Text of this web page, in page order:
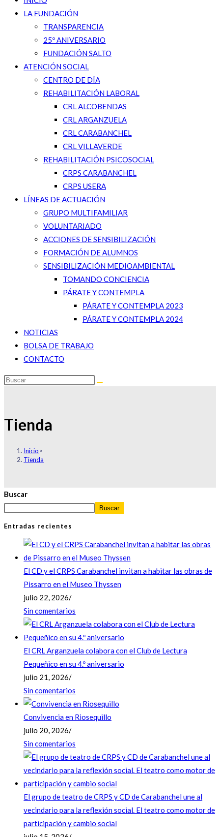
LA FUNDACIÓN
TRANSPARENCIA
25º ANIVERSARIO
FUNDACIÓN SALTO
ATENCIÓN SOCIAL
CENTRO DE DÍA
REHABILITACIÓN LABORAL
CRL ALCOBENDAS
CRL ARGANZUELA
CRL CARABANCHEL
CRL VILLAVERDE
REHABILITACIÓN PSICOSOCIAL
CRPS CARABANCHEL
CRPS USERA
LÍNEAS DE ACTUACIÓN
GRUPO MULTIFAMILIAR
VOLUNTARIADO
ACCIONES DE SENSIBILIZACIÓN
FORMACIÓN DE ALUMNOS
SENSIBILIZACIÓN MEDIOAMBIENTAL
TOMANDO CONCIENCIA
PÁRATE Y CONTEMPLA
PÁRATE Y CONTEMPLA 2023
PÁRATE Y CONTEMPLA 2024
NOTICIAS
BOLSA DE TRABAJO
CONTACTO
Tienda
Inicio>
Tienda
Buscar
Buscar
Entradas recientes
El CD y el CRPS Carabanchel invitan a habitar las obras de
Pissarro en el Museo Thyssen
julio 22, 2026/
Sin comentarios
El CRL Arganzuela colabora con el Club de Lectura
Pequeñico en su 4.º aniversario
julio 21, 2026/
Sin comentarios
Convivencia en Riosequillo
julio 20, 2026/
Sin comentarios
El grupo de teatro de CRPS y CD de Carabanchel une al
vecindario para la reflexión social. El teatro como motor de
participación y cambio social